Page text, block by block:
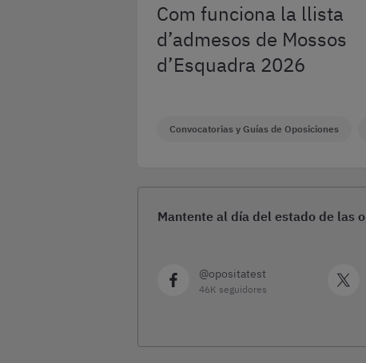
Com funciona la llista
d’admesos de Mossos
d’Esquadra 2026
Convocatorias y Guías de Oposiciones
Mantente al día del estado de las
@opositatest
46K seguidores